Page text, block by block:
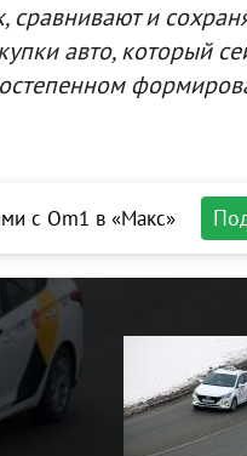
сравнивают и
авто, который
с Om1 в «Макс»